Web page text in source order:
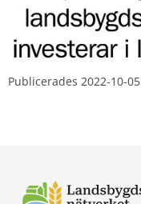
Publicerades 2022-10-05